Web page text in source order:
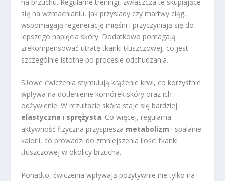
się na wzmacnianiu, jak przysiady czy martwy ciąg,
wspomagają regenerację mięśni i przyczyniają się do
lepszego napięcia skóry. Dodatkowo pomagają
zrekompensować utratę tkanki tłuszczowej, co jest
szczególnie istotne po procesie odchudzania.
Siłowe ćwiczenia stymulują krążenie krwi, co korzystnie
wpływa na dotlenienie komórek skóry oraz ich
odżywienie. W rezultacie skóra staje się bardziej
elastyczna i sprężysta. Co więcej, regularna
aktywność fizyczna przyspiesza metabolizm i spalanie
kalorii, co prowadzi do zmniejszenia ilości tkanki
tłuszczowej w okolicy brzucha.
Ponadto, ćwiczenia wpływają pozytywnie nie tylko na